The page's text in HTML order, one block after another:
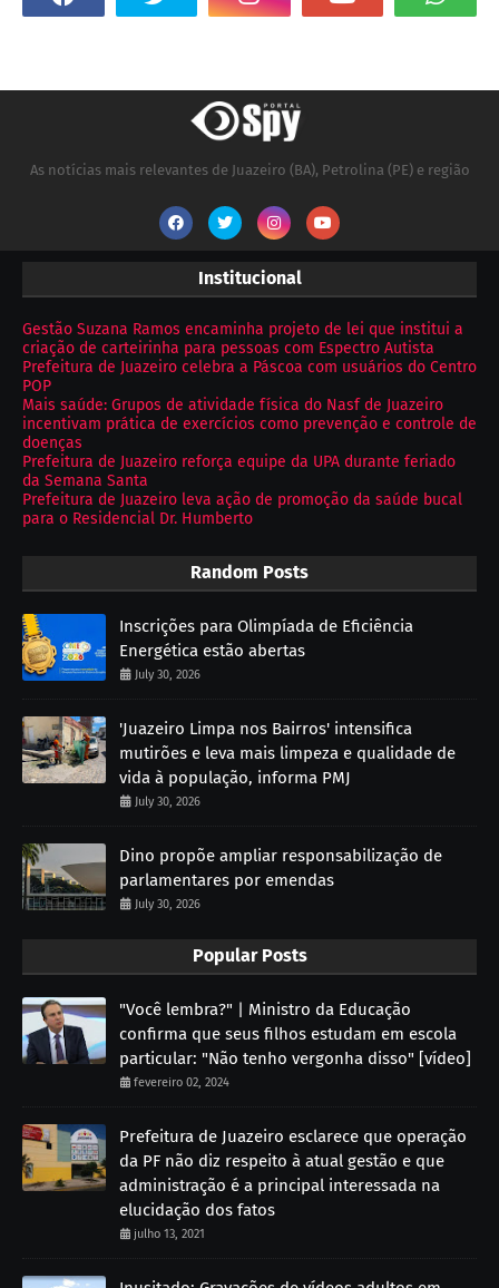
As notícias mais relevantes de Juazeiro (BA), Petrolina (PE) e região
Institucional
Gestão Suzana Ramos encaminha projeto de lei que institui a
criação de carteirinha para pessoas com Espectro Autista
Prefeitura de Juazeiro celebra a Páscoa com usuários do Centro
POP
Mais saúde: Grupos de atividade física do Nasf de Juazeiro
incentivam prática de exercícios como prevenção e controle de
doenças
Prefeitura de Juazeiro reforça equipe da UPA durante feriado
da Semana Santa
Prefeitura de Juazeiro leva ação de promoção da saúde bucal
para o Residencial Dr. Humberto
Random Posts
Inscrições para Olimpíada de Eficiência
Energética estão abertas
July 30, 2026
'Juazeiro Limpa nos Bairros' intensifica
mutirões e leva mais limpeza e qualidade de
vida à população, informa PMJ
July 30, 2026
Dino propõe ampliar responsabilização de
parlamentares por emendas
July 30, 2026
Popular Posts
"Você lembra?" | Ministro da Educação
confirma que seus filhos estudam em escola
particular: "Não tenho vergonha disso" [vídeo]
fevereiro 02, 2024
Prefeitura de Juazeiro esclarece que operação
da PF não diz respeito à atual gestão e que
administração é a principal interessada na
elucidação dos fatos
julho 13, 2021